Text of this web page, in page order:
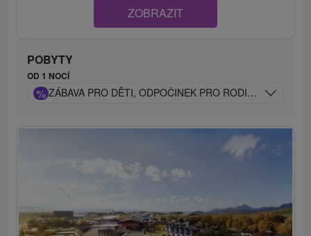
ZOBRAZIT
POBYTY
OD 1 NOCÍ
% ZÁBAVA PRO DĚTI, ODPOČINEK PRO RODIČE: POBYT